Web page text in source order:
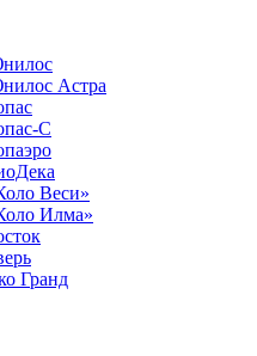
Астра
С
Веси»
Илма»
Гранд